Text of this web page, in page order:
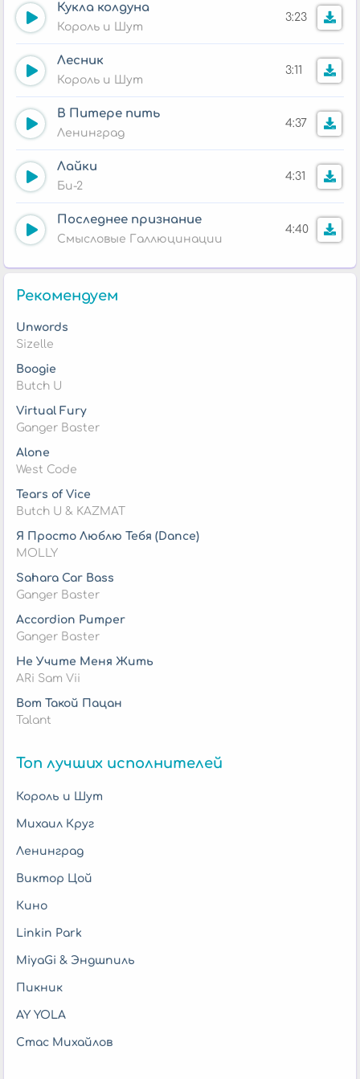
Кукла колдуна
Король и Шут
3:23
Лесник
Король и Шут
3:11
В Питере пить
Ленинград
4:37
Лайки
Би-2
4:31
Последнее признание
Смысловые Галлюцинации
4:40
Рекомендуем
Unwords
Sizelle
Boogie
Butch U
Virtual Fury
Ganger Baster
Alone
West Code
Tears of Vice
Butch U & KAZMAT
Я Просто Люблю Тебя (Dance)
MOLLY
Sahara Car Bass
Ganger Baster
Accordion Pumper
Ganger Baster
Не Учите Меня Жить
ARi Sam Vii
Вот Такой Пацан
Talant
Топ лучших исполнителей
Король и Шут
Михаил Круг
Ленинград
Виктор Цой
Кино
Linkin Park
MiyaGi & Эндшпиль
Пикник
AY YOLA
Стас Михайлов